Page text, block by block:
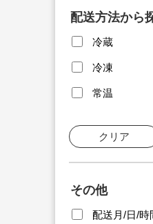
配送方法から
冷蔵
冷凍
常温
クリア
その他
配送月/日/時